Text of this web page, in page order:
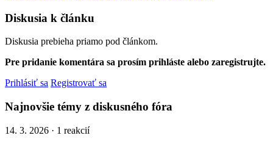
Diskusia k článku
Diskusia prebieha priamo pod článkom.
Pre pridanie komentára sa prosím prihláste alebo zaregistrujte.
Prihlásiť sa Registrovať sa
Najnovšie témy z diskusného fóra
14. 3. 2026 · 1 reakcií